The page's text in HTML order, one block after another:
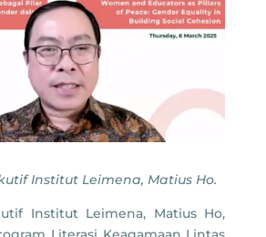
Institut Leimena, Matius Ho.
Institut Leimena, Matius Ho,